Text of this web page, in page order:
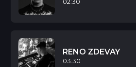
02:30
RENO ZDEVAY
03:30